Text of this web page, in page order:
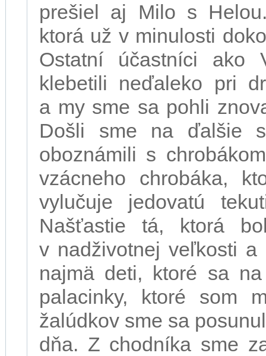
prešiel aj Milo s
ktorá už v minulosti
Ostatní účastníci ako
klebetili neďaleko pri
a my sme sa pohli
Došli sme na ďalšie
oboznámili s
vzácneho chrobáka,
vylučuje jedovatú
Našťastie tá, ktorá
v nadživotnej veľkosti a
najmä deti, ktoré sa
palacinky, ktoré som
žalúdkov sme sa
dňa. Z chodníka sme